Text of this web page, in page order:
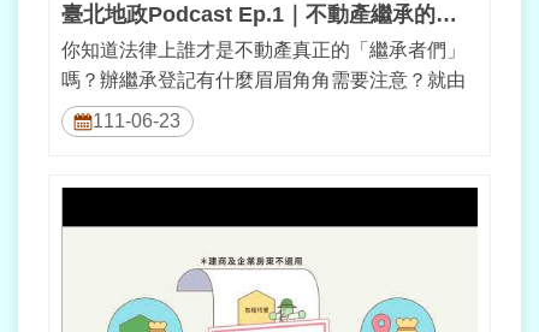
臺北地政Podcast Ep.1｜不動產繼承的大小事（上）
111-06-23
你知道法律上誰才是不動產真正的「繼承者們」
嗎？辦繼承登記有什麼眉眉角角需要注意？就由
臺北地政的大家長張治祥局長為大家解惑...